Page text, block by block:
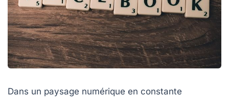
Dans un paysage numérique en constante